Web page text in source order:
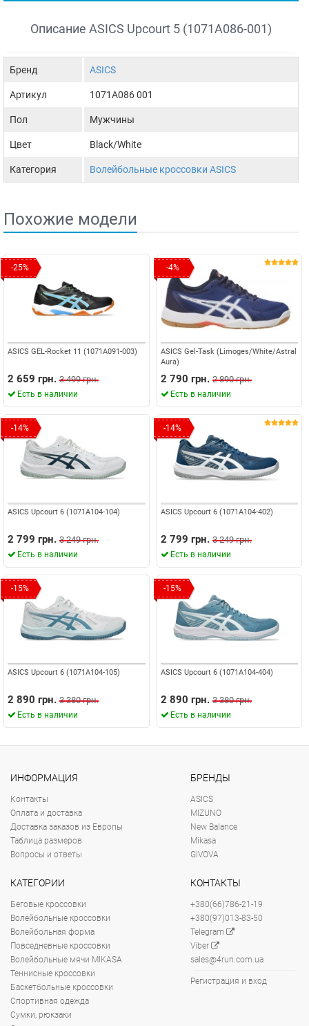
Описание ASICS Upcourt 5 (1071A086-001)
Бренд ASICS
Артикул 1071A086 001
Пол Мужчины
Цвет Black/White
Категория Волейбольные кроссовки ASICS
Похожие модели
-25%
ASICS GEL-Rocket 11 (1071A091-003)
2 659 грн. 3 499 грн.
Есть в наличии
-4%
ASICS Gel-Task (Limoges/White/Astral
Aura)
2 790 грн. 2 890 грн.
Есть в наличии
-14%
ASICS Upcourt 6 (1071A104-104)
2 799 грн. 3 249 грн.
Есть в наличии
-14%
ASICS Upcourt 6 (1071A104-402)
2 799 грн. 3 249 грн.
Есть в наличии
-15%
ASICS Upcourt 6 (1071A104-105)
2 890 грн. 3 380 грн.
Есть в наличии
-15%
ASICS Upcourt 6 (1071A104-404)
2 890 грн. 3 380 грн.
Есть в наличии
ИНФОРМАЦИЯ
Контакты
Оплата и доставка
Доставка заказов из Европы
Таблица размеров
Вопросы и ответы
БРЕНДЫ
ASICS
MIZUNO
New Balance
Mikasa
GIVOVA
КАТЕГОРИИ
Беговые кроссовки
Волейбольные кроссовки
Волейбольная форма
Повседневные кроссовки
Волейбольные мячи MIKASA
Теннисные кроссовки
Баскетбольные кроссовки
Спортивная одежда
Сумки, рюкзаки
КОНТАКТЫ
+380(66)786-21-19
+380(97)013-83-50
Telegram
Viber
sales@4run.com.ua
Регистрация и вход